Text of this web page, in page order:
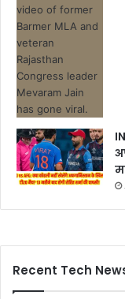
Recent Tech